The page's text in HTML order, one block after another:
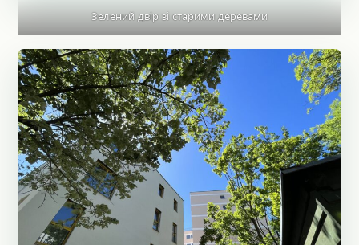
Зелений двір зі старими деревами